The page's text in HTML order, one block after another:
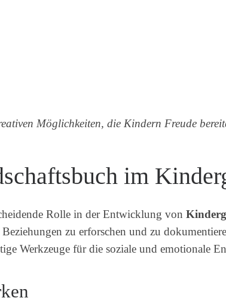
Möglichkeiten, die Kindern Freude
im
Rolle in der Entwicklung von
zu erforschen und zu
Werkzeuge für die soziale und emotionale